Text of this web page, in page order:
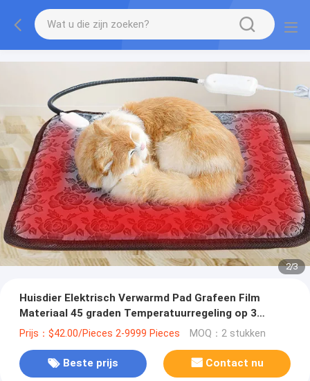
2/3
Huisdier Elektrisch Verwarmd Pad Grafeen Film
Materiaal 45 graden Temperatuurregeling op 3
niveaus
Prijs：$42.00/Pieces 2-9999 Pieces MOQ：2 stukken
Beste prijs Contact nu